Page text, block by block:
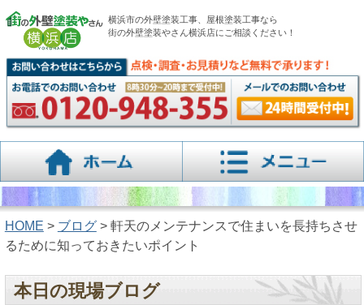
横浜市の外壁塗装工事、屋根塗装工事なら
街の外壁塗装やさん横浜店にご相談ください！
HOME > ブログ> 軒天のメンテナンスで住まいを長持ちさせ
るために知っておきたいポイント
本日の現場ブログ